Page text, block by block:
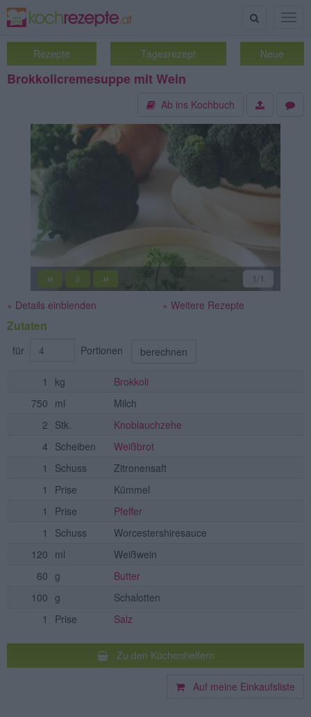
Suche
Rezepte Tagesrezept Neue
Brokkolicremesuppe mit Wein
Ab ins Kochbuch
« || » 1/1
» Details einblenden » Weitere Rezepte
Zutaten
für Portionen berechnen
1 kg
Brokkoli
750 ml
Milch
2 Stk.
Knoblauchzehe
4 Scheiben
Weißbrot
1
Schuss
Zitronensaft
1
Prise
Kümmel
1
Prise
Pfeffer
1
Schuss
Worcestershiresauce
120 ml
Weißwein
60 g
Butter
100 g
Schalotten
1
Prise Salz
Zu den Küchenhelfern
Auf meine Einkaufsliste